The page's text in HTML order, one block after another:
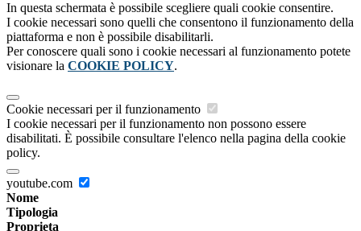
In questa schermata è possibile scegliere quali cookie consentire.
I cookie necessari sono quelli che consentono il funzionamento della
piattaforma e non è possibile disabilitarli.
Per conoscere quali sono i cookie necessari al funzionamento potete
visionare la COOKIE POLICY.
Cookie necessari per il funzionamento
I cookie necessari per il funzionamento non possono essere
disabilitati. È possibile consultare l'elenco nella pagina della cookie
policy.
youtube.com
Nome
Tipologia
Proprieta